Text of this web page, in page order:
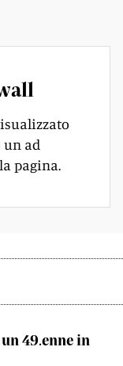
un ad
pagina.
49.enne in